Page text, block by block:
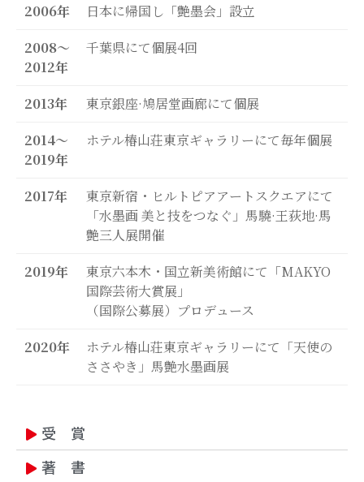
入会のご案内
協会ギャラリー
馬驍芸術ファミリーTOP
馬驍の紹介
馬艶の紹介
お問い合わせ
住所
月〜金: 9:00 AM – 5:00 PM
2006年
日本に帰国し「艶墨会」設立
2008〜
2012年
千葉県にて個展4回
2013年
東京銀座·鳩居堂画廊にて個展
2014〜
2019年
ホテル椿山荘東京ギャラリーにて毎年個展
2017年
東京新宿・ヒルトピアアートスクエアにて
「水墨画 美と技をつなぐ」馬驍·王荻地·馬
艶三人展開催
2019年
東京六本木・国立新美術館にて「MAKYO
国際芸術大賞展」
（国際公募展）プロデュース
2020年
ホテル椿山荘東京ギャラリーにて 「天使の
ささやき 」馬艶水墨画展
受 賞
著 書